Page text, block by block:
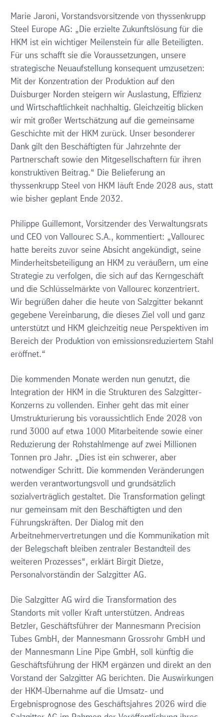
Marie Jaroni, Vorstandsvorsitzende von thyssenkrupp
Steel Europe AG: „Die erzielte Zukunftslösung für die
HKM ist ein wichtiger Meilenstein für alle Beteiligten.
Für uns schafft sie die Voraussetzungen, unsere
strategische Neuaufstellung konsequent umzusetzen:
Mit der Konzentration der Produktion auf den
Duisburger Norden steigern wir Auslastung, Effizienz
und Wirtschaftlichkeit nachhaltig. Gleichzeitig blicken
wir mit großer Wertschätzung auf die gemeinsame
Geschichte mit der HKM zurück. Unser besonderer
Dank gilt den Beschäftigten für Jahrzehnte der
Partnerschaft sowie den Mitgesellschaftern für ihren
konstruktiven Beitrag.“ Die Belieferung an
thyssenkrupp Steel von HKM läuft Ende 2028 aus, statt
wie bisher geplant Ende 2032.
Philippe Guillemont, Vorsitzender des Verwaltungsrats
und CEO von Vallourec S.A., kommentiert: „Vallourec
hatte bereits zuvor seine Absicht angekündigt, seine
Minderheitsbeteiligung an HKM zu veräußern, um eine
Strategie zu verfolgen, die sich auf das Kerngeschäft
und die Schlüsselmärkte von Vallourec konzentriert.
Wir begrüßen daher die heute von Salzgitter bekannt
gegebene Vereinbarung, die dieses Ziel voll und ganz
unterstützt und HKM gleichzeitig neue Perspektiven im
Bereich der Produktion von emissionsreduziertem Stahl
eröffnet.“
Die kommenden Monate werden nun genutzt, die
Integration der HKM in die Strukturen des Salzgitter-
Konzerns zu vollenden. Einher geht das mit einer
Umstrukturierung bis voraussichtlich Ende 2028 von
rund 3000 auf etwa 1000 Mitarbeitende sowie einer
Reduzierung der Rohstahlmenge auf zwei Millionen
Tonnen pro Jahr. „Dies ist ein schwerer, aber
notwendiger Schritt. Die kommenden Veränderungen
werden verantwortungsvoll und grundsätzlich
sozialverträglich gestaltet. Die Transformation gelingt
nur gemeinsam mit den Beschäftigten und den
Führungskräften. Der Dialog mit den
Arbeitnehmervertretungen und die Kommunikation mit
der Belegschaft bleiben zentraler Bestandteil des
weiteren Prozesses“, erklärt Birgit Dietze,
Personalvorständin der Salzgitter AG.
Die Salzgitter AG wird die Transformation des
Standorts mit voller Kraft unterstützen. Andreas
Betzler, Geschäftsführer der Mannesmann Precision
Tubes GmbH, der Mannesmann Grossrohr GmbH und
der Mannesmann Line Pipe GmbH, soll künftig die
Geschäftsführung der HKM ergänzen und direkt an den
Vorstand der Salzgitter AG berichten. Die Auswirkungen
der HKM-Übernahme auf die Umsatz- und
Ergebnisprognose des Geschäftsjahres 2026 wird die